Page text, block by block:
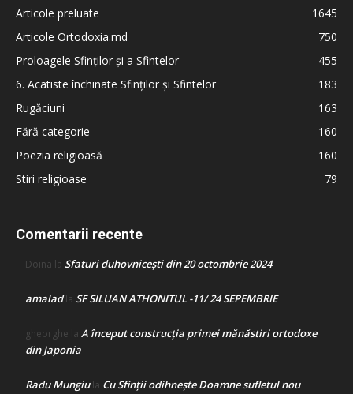
Articole preluate
1645
Articole Ortodoxia.md
750
Proloagele Sfinților și a Sfintelor
455
6. Acatiste închinate Sfinților și Sfintelor
183
Rugăciuni
163
Fără categorie
160
Poezia religioasă
160
Stiri religioase
79
Comentarii recente
Doina la Sfaturi duhovnicești din 20 octombrie 2024
amaladla SF SILUAN ATHONITUL -11/ 24 SEPEMBRIE
gheorghe la A început construcţia primei mănăstiri ortodoxe
din Japonia
Radu Mungiula Cu Sfinții odihnește Doamne sufletul nou